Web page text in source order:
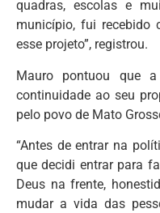
quadras, escolas e
município, fui recebido
esse projeto”, registrou.
Mauro pontuou que
continuidade ao seu
pelo povo de Mato
“Antes de entrar na
que decidi entrar para
Deus na frente,
mudar a vida das